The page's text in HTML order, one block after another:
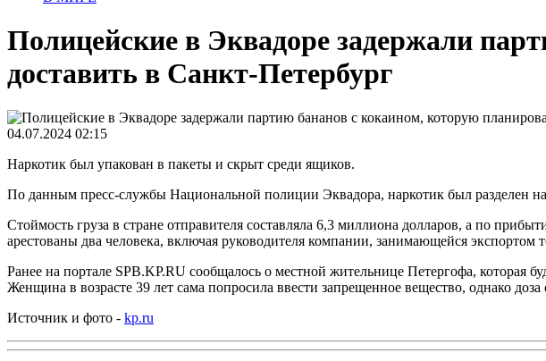
Полицейские в Эквадоре задержали
доставить в Санкт-Петербург
04.07.2024 02:15
Наркотик был упакован в пакеты и скрыт среди ящиков.
По данным пресс-службы Национальной полиции Эквадора, наркотик был разделен
Стоймость груза в стране отправителя составляла 6,3 миллиона долларов, а по
арестованы два человека, включая руководителя компании, занимающейся экспортом
Ранее на портале SPB.KP.RU сообщалось о местной жительнице Петергофа, которая
Женщина в возрасте 39 лет сама попросила ввести запрещенное вещество, однако
Источник и фото - kp.ru